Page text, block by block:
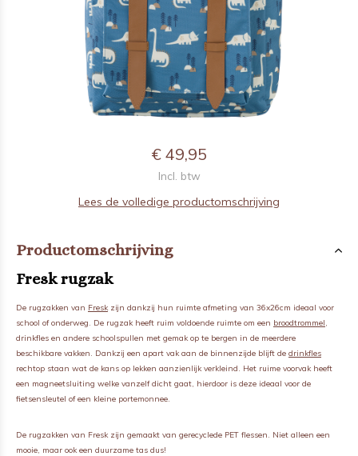
€ 49,95
Incl. btw
Lees de volledige productomschrijving
Productomschrijving
Fresk rugzak
De rugzakken van Freskzijn dankzij hun ruimte afmeting van 36x26cm ideaal voor
school of onderweg. De rugzak heeft ruim voldoende ruimte om een broodtrommel,
drinkfles en andere schoolspullen met gemak op te bergen in de meerdere
beschikbare vakken. Dankzij een apart vak aan de binnenzijde blijft de drinkfles
rechtop staan wat de kans op lekken aanzienlijk verkleind. Het ruime voorvak heeft
een magneetsluiting welke vanzelf dicht gaat, hierdoor is deze ideaal voor de
fietsensleutel of een kleine portemonnee.
De rugzakken van Fresk zijn gemaakt van gerecyclede PET flessen. Niet alleen een
mooie, maar ook een duurzame tas dus!